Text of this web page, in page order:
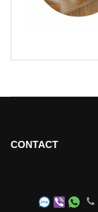
CONTACT